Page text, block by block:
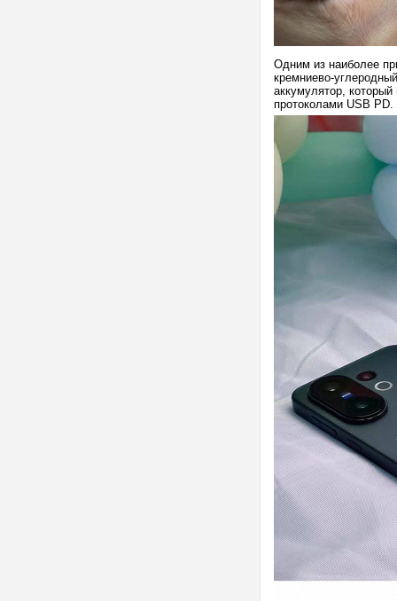
Одним из наиболее
кремниево-
аккумулятор,
протоколами USB PD.